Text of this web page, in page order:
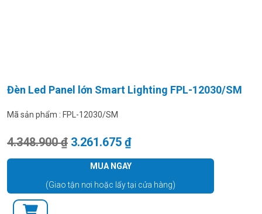
Đèn Led Panel lớn Smart Lighting FPL-12030/SM
Mã sản phẩm : FPL-12030/SM
4.348.900₫ Giá gốc là: 4.348.900 ₫.
3.261.675 ₫Giá hiện tại là: 3.261.675
MUA NGAY
(Giao tận nơi hoặc lấy tại cửa hàng)